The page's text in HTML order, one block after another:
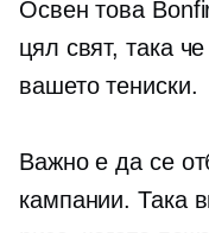
Освен това
цял свят, така
вашетотениски.
Важно е да се
кампании. Така